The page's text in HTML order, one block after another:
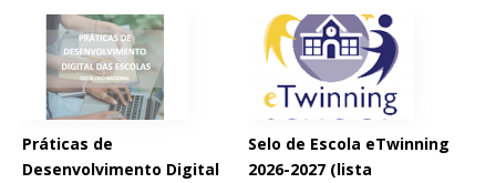
Práticas de
Desenvolvimento Digital
Selo de Escola eTwinning
2026-2027 (lista